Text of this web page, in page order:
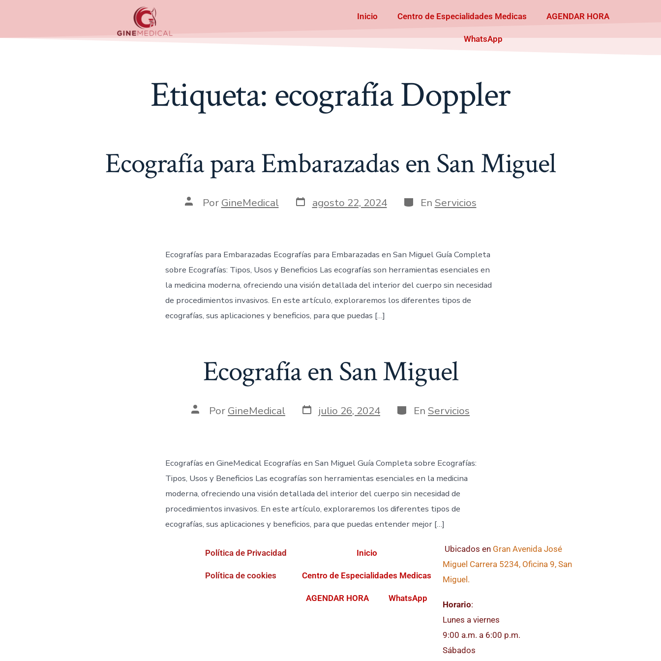
Inicio Centro de Especialidades Medicas AGENDAR HORA
WhatsApp
Etiqueta: ecografía Doppler
Ecografía para Embarazadas en San Miguel
Por GineMedical agosto 22, 2024 En Servicios
Ecografías para Embarazadas Ecografías para Embarazadas en San Miguel Guía Completa
sobre Ecografías: Tipos, Usos y Beneficios Las ecografías son herramientas esenciales en
la medicina moderna, ofreciendo una visión detallada del interior del cuerpo sin necesidad
de procedimientos invasivos. En este artículo, exploraremos los diferentes tipos de
ecografías, sus aplicaciones y beneficios, para que puedas […]
Ecografía en San Miguel
Por GineMedical julio 26, 2024 En Servicios
Ecografías en GineMedical Ecografías en San Miguel Guía Completa sobre Ecografías:
Tipos, Usos y Beneficios Las ecografías son herramientas esenciales en la medicina
moderna, ofreciendo una visión detallada del interior del cuerpo sin necesidad de
procedimientos invasivos. En este artículo, exploraremos los diferentes tipos de
ecografías, sus aplicaciones y beneficios, para que puedas entender mejor […]
Política de Privacidad
Política de cookies
Inicio
Centro de Especialidades Medicas
AGENDAR HORA WhatsApp
Ubicados en Gran Avenida José
Miguel Carrera 5234, Oficina 9, San
Miguel.
Horario:
Lunes a viernes
9:00 a.m. a 6:00 p.m.
Sábados